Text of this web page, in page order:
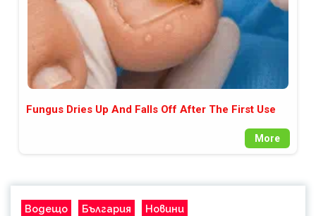
Fungus Dries Up And Falls Off After The First Use
More
Водещо България Новини